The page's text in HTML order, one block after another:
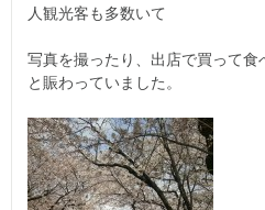
人観光客も多数いて
写真を撮ったり、出店で買って食
と賑わっていました。